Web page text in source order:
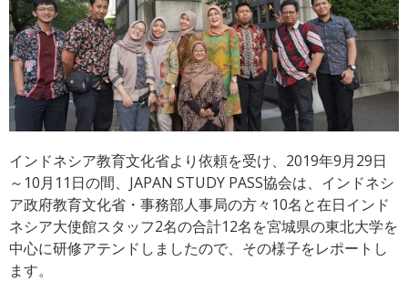
インドネシア教育文化省より依頼を受け、2019年9月29日
～10月11日の間、JAPAN STUDY PASS協会は、インドネシ
ア政府教育文化省・事務部人事局の方々10名と在日インド
ネシア大使館スタッフ2名の合計12名を宮城県の東北大学を
中心に研修アテンドしましたので、その様子をレポートし
ます。